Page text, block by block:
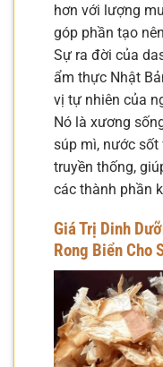
hơn với lượng
góp phần tạo
Sự ra đời của
ẩm thực Nhật
vị tự nhiên của
Nó là xương
súp mì, nước sốt
truyền thống,
các thành phần
Giá Trị Dinh
Rong Biển Cho